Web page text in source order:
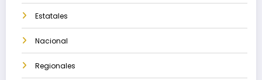
Estatales
Nacional
Regionales